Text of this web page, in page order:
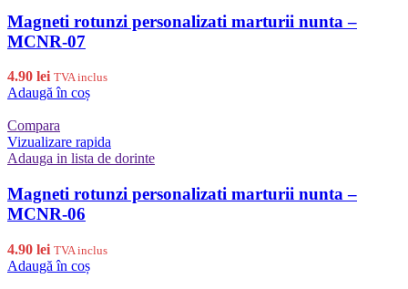
Magneti rotunzi personalizati marturii nunta –
MCNR-07
4.90 lei TVA inclus
Adaugă în coș
Compara
Vizualizare rapida
Adauga in lista de dorinte
Magneti rotunzi personalizati marturii nunta –
MCNR-06
4.90 lei TVA inclus
Adaugă în coș